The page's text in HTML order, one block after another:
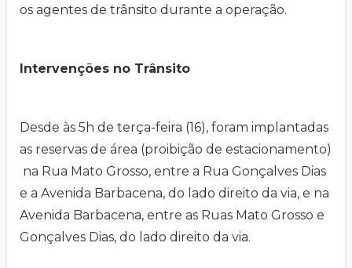
os agentes de trânsito durante a operação.
Intervenções no Trânsito
Desde às 5h de terça-feira (16), foram implantadas
as reservas de área (proibição de estacionamento)
na Rua Mato Grosso, entre a Rua Gonçalves Dias
e a Avenida Barbacena, do lado direito da via, e na
Avenida Barbacena, entre as Ruas Mato Grosso e
Gonçalves Dias, do lado direito da via.